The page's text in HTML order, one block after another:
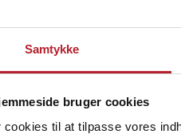
Samtykke
bruger cookies
cookies til at tilpasse vores
Jeg er begyndt, men
Oversat fra svensk•Se
Sølvi •8 måneder siden